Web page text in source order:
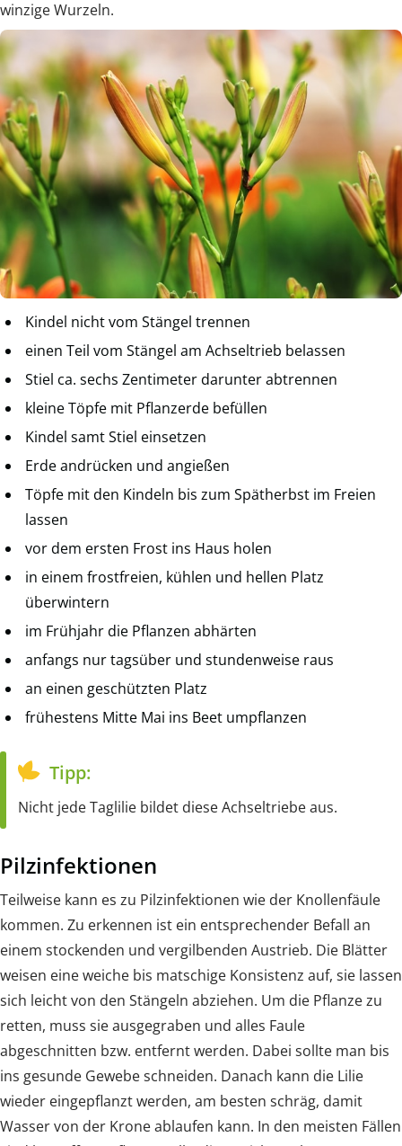
winzige Wurzeln.
Kindel nicht vom Stängel trennen
einen Teil vom Stängel am Achseltrieb belassen
Stiel ca. sechs Zentimeter darunter abtrennen
kleine Töpfe mit Pflanzerde befüllen
Kindel samt Stiel einsetzen
Erde andrücken und angießen
Töpfe mit den Kindeln bis zum Spätherbst im Freien
lassen
vor dem ersten Frost ins Haus holen
in einem frostfreien, kühlen und hellen Platz
überwintern
im Frühjahr die Pflanzen abhärten
anfangs nur tagsüber und stundenweise raus
an einen geschützten Platz
frühestens Mitte Mai ins Beet umpflanzen
Tipp:
Nicht jede Taglilie bildet diese Achseltriebe aus.
Pilzinfektionen
Teilweise kann es zu Pilzinfektionen wie der Knollenfäule
kommen. Zu erkennen ist ein entsprechender Befall an
einem stockenden und vergilbenden Austrieb. Die Blätter
weisen eine weiche bis matschige Konsistenz auf, sie lassen
sich leicht von den Stängeln abziehen. Um die Pflanze zu
retten, muss sie ausgegraben und alles Faule
abgeschnitten bzw. entfernt werden. Dabei sollte man bis
ins gesunde Gewebe schneiden. Danach kann die Lilie
wieder eingepflanzt werden, am besten schräg, damit
Wasser von der Krone ablaufen kann. In den meisten Fällen